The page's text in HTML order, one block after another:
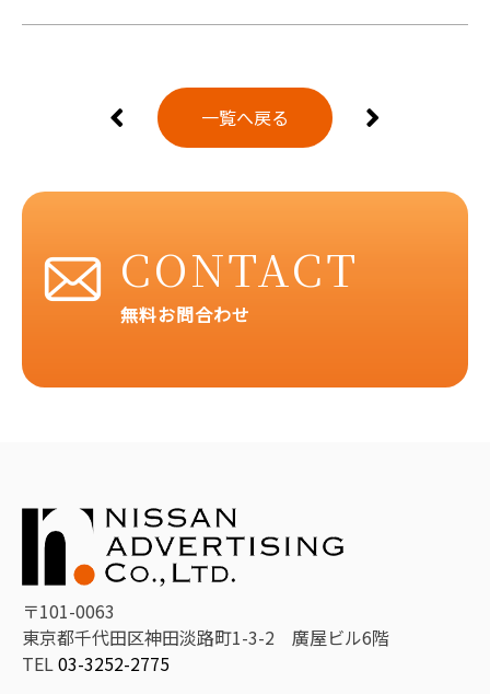
一覧へ戻る
CONTACT
無料お問合わせ
〒101-0063
東京都千代田区神田淡路町1-3-2 廣屋ビル6階
TEL03-3252-2775